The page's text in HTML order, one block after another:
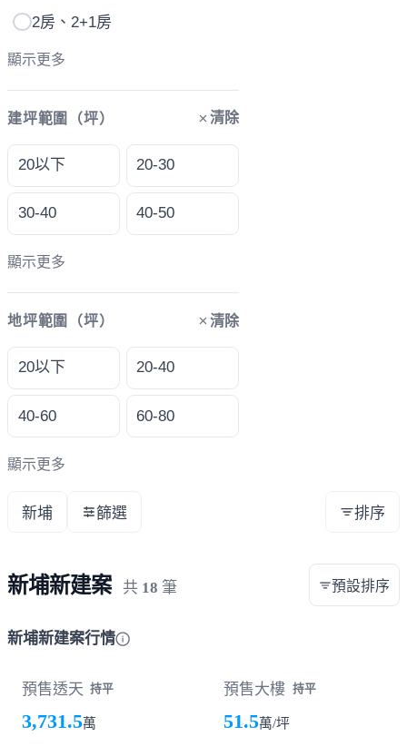
2房、2+1房
顯示更多
建坪範圍（坪） 清除
20以下 20-30
30-40 40-50
顯示更多
地坪範圍（坪） 清除
20以下 20-40
40-60 60-80
顯示更多
新埔 篩選 排序
新埔新建案 共 18 筆 預設排序
新埔新建案行情
預售透天 持平
3,731.5萬
預售大樓 持平
51.5萬/坪